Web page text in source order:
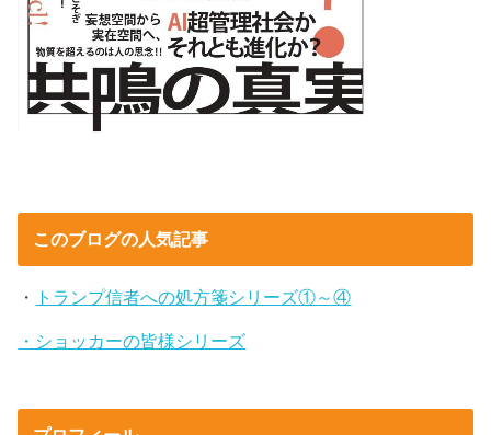
このブログの人気記事
・ トランプ信者への処方箋シリーズ①～④
・ショッカーの皆様シリーズ